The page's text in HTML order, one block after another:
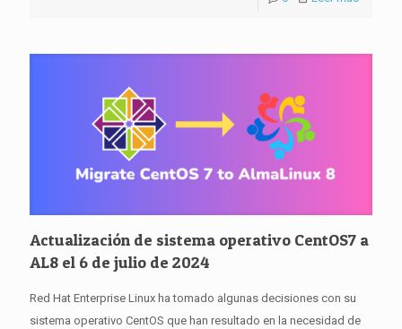
Actualización de sistema operativo CentOS7 a
AL8 el 6 de julio de 2024
Red Hat Enterprise Linux ha tomado algunas decisiones con su
sistema operativo CentOS que han resultado en la necesidad de